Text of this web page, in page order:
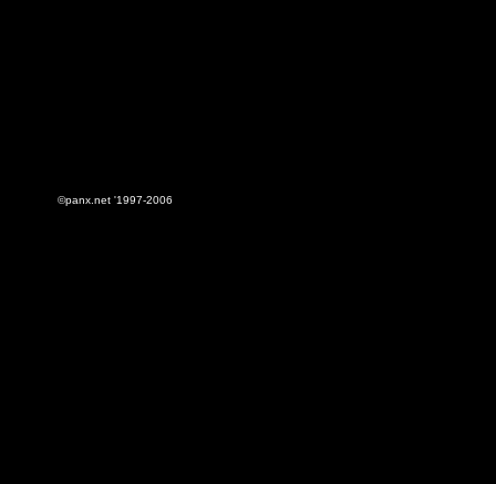
©panx.net '1997-2006